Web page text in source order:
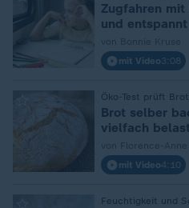
Zugfahren
und
mit Video3:08
Öko-Test prüft
Brot selber
vielfach
mit Video4:10
Feuchtigkeit und